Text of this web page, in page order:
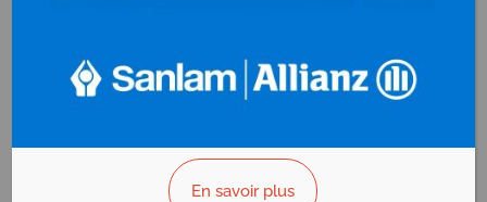
Automobiles
(expertise)
Automobiles
(occasion)
Bazar
Boissons
En savoir plus